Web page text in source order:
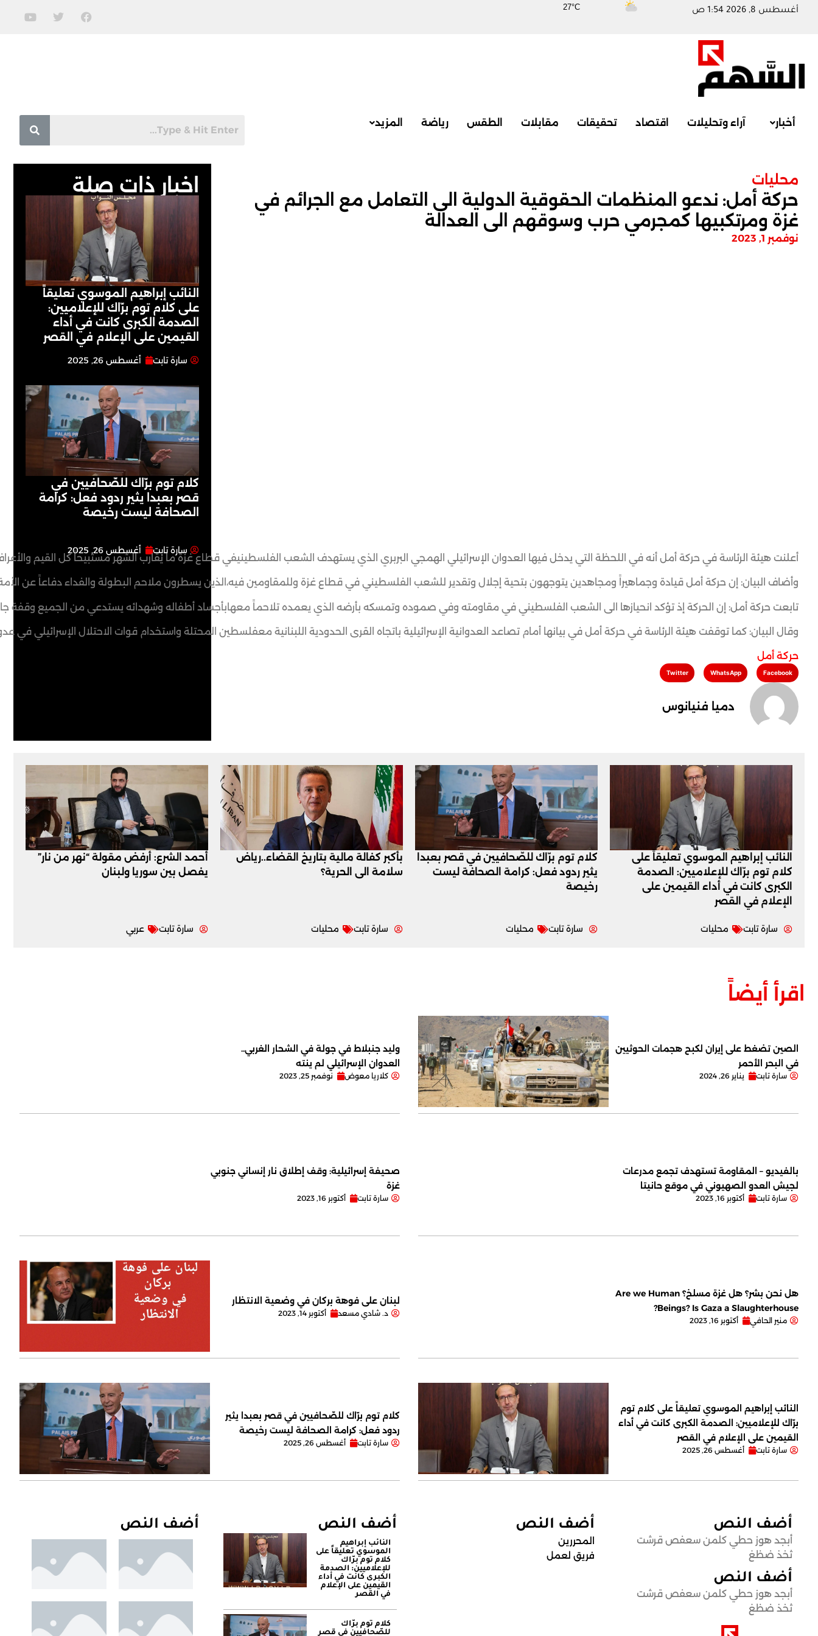
27°C أغسطس 8, 2026 1:54 ص
أخبار آراء وتحليلات اقتصاد تحقيقات مقابلات الطقس رياضة المزيد
اخبار ذات صلة
النائب إبراهيم الموسوي تعليقاً
على كلام توم برّاك للإعلاميين:
الصدمة الكبرى كانت في أداء
القيمين على ‏الإعلام في القصر
سارة تابت أغسطس 26, 2025
كلام توم برّاك للصّحافيين في
قصر بعبدا يثير ردود فعل: كرامة
الصحافة ليست رخيصة
سارة تابت أغسطس 26, 2025
محليات
حركة أمل: ندعو المنظمات الحقوقية الدولية الى التعامل مع الجرائم في
غزة ومرتكبيها كمجرمي حرب وسوقهم الى العدالة
نوفمبر 1, 2023
أعلنت هيئة الرئاسة في حركة أمل أنه في اللحظة التي يدخل فيها العدوان الإسرائيلي الهمجي البربري الذي يستهدف الشعب الفلسطينيفي قطاع غزة ما يقارب الشهر مستبيحاً كل القيم والأعراف والمواثيق الدولية، قتلاً للأطفال والنساء والشيوخ
وأضاف البيان: إن حركة أمل قيادة وجماهيراً ومجاهدين يتوجهون بتحية إجلال وتقدير للشعب الفلسطيني في قطاع غزة وللمقاومين فيه،الذين يسطرون ملاحم البطولة والفداء دفاعاً عن
تابعت حركة أمل: إن الحركة إذ تؤكد انحيازها الى الشعب الفلسطيني في مقاومته وفي صموده وتمسكه بأرضه الذي يعمده تلاحماً معهابأجساد أطفاله وشهدائه يستدعي من الجميع وقفة
وقال البيان: كما توقفت هيئة الرئاسة في حركة أمل في بيانها أمام تصاعد العدوانية الإسرائيلية باتجاه القرى الحدودية اللبنانية معفلسطين المحتلة واستخدام قوات الاحتلال الإسرائيلي
حركة أمل
Facebook
WhatsApp
Twitter
دميا فنيانوس
النائب إبراهيم الموسوي تعليقاً على
كلام توم برّاك للإعلاميين: الصدمة
الكبرى كانت في أداء القيمين على
‏الإعلام في القصر
سارة تابت محليات
كلام توم برّاك للصّحافيين في قصر بعبدا
يثير ردود فعل: كرامة الصحافة ليست
رخيصة
سارة تابت محليات
بأكبر كفالة مالية بتاريخ القضاء..رياض
سلامة الى الحرية؟
سارة تابت محليات
أحمد الشرع: أرفض مقولة “نهر من نار”
يفصل بين سوريا ولبنان
سارة تابت عربي
اقرأ أيضاً
الصين تضغط على إيران لكبح هجمات الحوثيين
في البحر الأحمر
سارة تابت يناير 26, 2024
وليد جنبلاط في جولة في الشحار الغربي..
العدوان الإسرائيلي لم ينته
كلاريا معوض نوفمبر 25, 2023
بالفيديو – المقاومة تستهدف تجمع مدرعات
لجيش العدو الصهيوني في موقع حانيتا
سارة تابت أكتوبر 16, 2023
صحيفة إسرائيلية: وقف إطلاق نار إنساني جنوبي
غزة
سارة تابت أكتوبر 16, 2023
هل نحن بشر؟ هل غزة مسلخ؟ Are we Human
Beings? Is Gaza a Slaughterhouse?
منير الحافي أكتوبر 16, 2023
لبنان على فوهة بركان في وضعية الانتظار
د. شادي مسعد أكتوبر 14, 2023
النائب إبراهيم الموسوي تعليقاً على كلام توم
برّاك للإعلاميين: الصدمة الكبرى كانت في أداء
القيمين على ‏الإعلام في القصر
سارة تابت أغسطس 26, 2025
كلام توم برّاك للصّحافيين في قصر بعبدا يثير
ردود فعل: كرامة الصحافة ليست رخيصة
سارة تابت أغسطس 26, 2025
أضف النص
أبجد هوز حطي كلمن سعفص قرشت
ثخذ ضظغ
أضف النص
أبجد هوز حطي كلمن سعفص قرشت
ثخذ ضظغ
أضف النص
المحررين
فريق لعمل
أضف النص
النائب إبراهيم
الموسوي تعليقاً على
كلام توم برّاك
للإعلاميين: الصدمة
الكبرى كانت في أداء
القيمين على ‏الإعلام
في القصر
كلام توم برّاك
للصّحافيين في قصر
أضف النص